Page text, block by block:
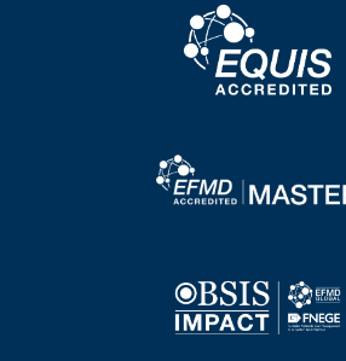
Image
Image
Image